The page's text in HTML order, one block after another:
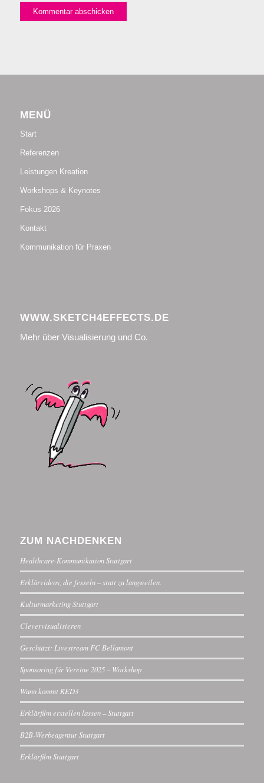
MENÜ
Start
Referenzen
Leistungen Kreation
Workshops & Keynotes
Fokus 2026
Kontakt
Kommunikation für Praxen
WWW.SKETCH4EFFECTS.DE
Mehr über Visualisierung und Co.
ZUM NACHDENKEN
Healthcare-Kommunikation Stuttgart
Erklärvideos, die fesseln – statt zu langweilen.
Kulturmarketing Stuttgart
Clevervisualisieren
Geschützt: Livestream FC Bellamont
Sponsoring für Vereine 2025 – Workshop
Wann kommt RED3
Erklärfilm erstellen lassen – Stuttgart
B2B-Werbeagentur Stuttgart
Erklärfilm Stuttgart